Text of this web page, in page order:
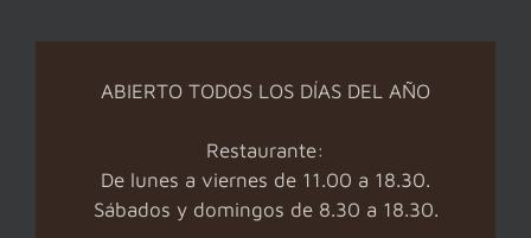
ABIERTO TODOS LOS DÍAS DEL AÑO
Restaurante:
De lunes a viernes de 11.00 a 18.30.
Sábados y domingos de 8.30 a 18.30.